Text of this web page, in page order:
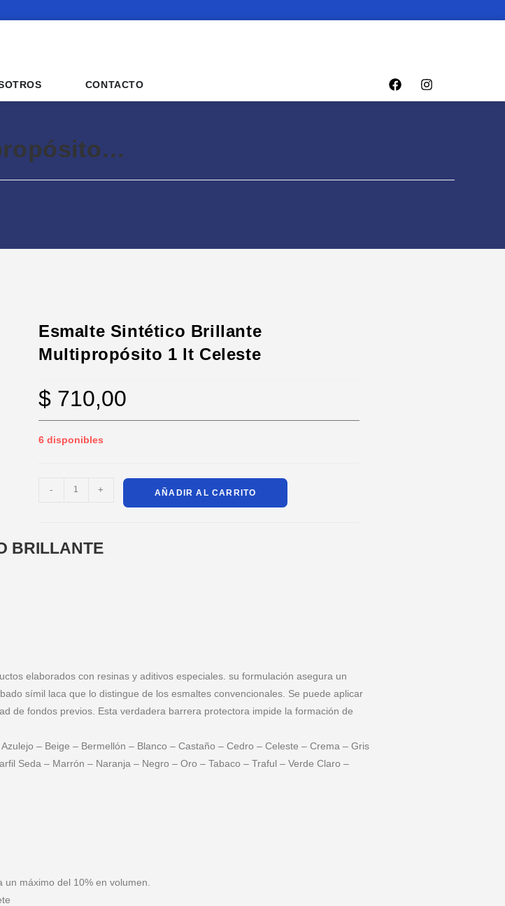
CONTACTO
Esmalte Sintético Brillante
Multipropósito 1 lt Celeste
$710,00
6 disponibles
- + AÑADIR AL CARRITO
BRILLANTE
elaborados con resinas y aditivos especiales. su formulación asegura un
símil laca que lo distingue de los esmaltes convencionales. Se puede aplicar
de fondos previos. Esta verdadera barrera protectora impide la formación de
– Beige – Bermellón – Blanco – Castaño – Cedro – Celeste – Crema – Gris
Seda – Marrón – Naranja – Negro – Oro – Tabaco – Traful – Verde Claro –
máximo del 10% en volumen.